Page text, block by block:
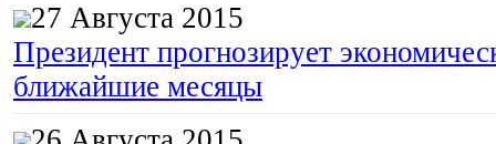
27 Августа 2015
Президент прогнозирует
ближайшие месяцы